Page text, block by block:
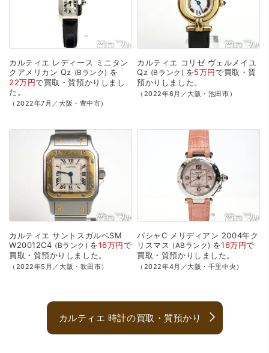
カルティエ レディース
ミニタン
クアメリカン Qz Bランク
を
22万円で買取・質預かり しまし
た。
（2022年7月／大阪・豊中市）
カルティエ コリゼ ヴェルメイユ
Qz
Bランク を5万円で買取・質
預かり しました。
（2022年6月／大阪・池田市）
カルティエ サントスガルベSM
W20012C4
Bランク を16万円で
買取・質預かり しました。
（2022年5月／大阪・吹田市）
パシャC メリディアン 2004年ク
リスマス
ABランク を16万円で
買取・質預かり しました。
（2022年4月／大阪・千里中央）
カルティエ 時計の買取・質預かり